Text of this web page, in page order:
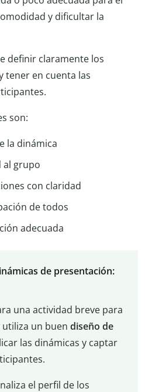
y dificultar la
definir claramente los
tener en cuenta las
son:
la dinámica
al grupo
con claridad
de todos
adecuada
de presentación:
una actividad breve para
un buen diseño de
las dinámicas y captar
el perfil de los